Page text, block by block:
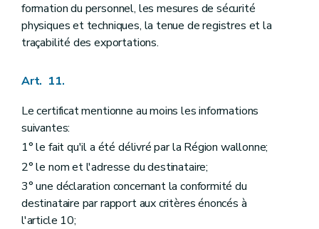
formation du personnel, les mesures de sécurité
physiques et techniques, la tenue de registres et la
traçabilité des exportations.
Art. 11.
Le certificat mentionne au moins les informations
suivantes:
1° le fait qu'il a été délivré par la Région wallonne;
2° le nom et l'adresse du destinataire;
3° une déclaration concernant la conformité du
destinataire par rapport aux critères énoncés à
l'article 10;